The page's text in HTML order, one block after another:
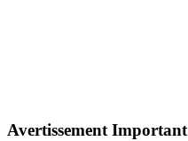
Avertissement Important